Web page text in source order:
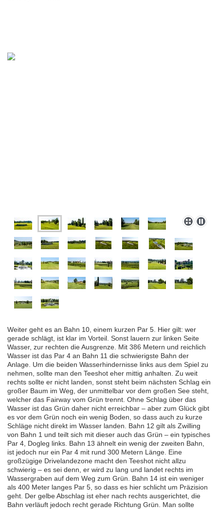
Weiter geht es an Bahn 10, einem kurzen Par 5. Hier gilt: wer
gerade schlägt, ist klar im Vorteil. Sonst lauern zur linken Seite
Wasser, zur rechten die Ausgrenze. Mit 386 Metern und reichlich
Wasser ist das Par 4 an Bahn 11 die schwierigste Bahn der
Anlage. Um die beiden Wasserhindernisse links aus dem Spiel zu
nehmen, sollte man den Teeshot eher mittig anhalten. Zu weit
rechts sollte er nicht landen, sonst steht beim nächsten Schlag ein
großer Baum im Weg, der unmittelbar vor dem großen See steht,
welcher das Fairway vom Grün trennt. Ohne Schlag über das
Wasser ist das Grün daher nicht erreichbar – aber zum Glück gibt
es vor dem Grün noch ein wenig Boden, so dass auch zu kurze
Schläge nicht direkt im Wasser landen. Bahn 12 gilt als Zwilling
von Bahn 1 und teilt sich mit dieser auch das Grün – ein typisches
Par 4, Dogleg links. Bahn 13 ähnelt ein wenig der zweiten Bahn,
ist jedoch nur ein Par 4 mit rund 300 Metern Länge. Eine
großzügige Drivelandezone macht den Teeshot nicht allzu
schwierig – es sei denn, er wird zu lang und landet rechts im
Wassergraben auf dem Weg zum Grün. Bahn 14 ist ein weniger
als 400 Meter langes Par 5, so dass es hier schlicht um Präzision
geht. Der gelbe Abschlag ist eher nach rechts ausgerichtet, die
Bahn verläuft jedoch recht gerade Richtung Grün. Man sollte